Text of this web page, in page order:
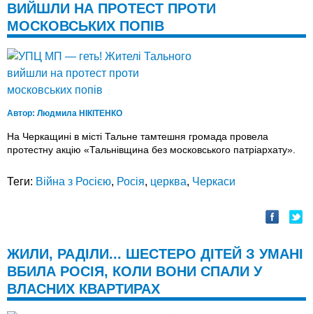
ВИЙШЛИ НА ПРОТЕСТ ПРОТИ
МОСКОВСЬКИХ ПОПІВ
Автор: Людмила НІКІТЕНКО
На Черкащині в місті Тальне тамтешня громада провела
протестну акцію «Тальнівщина без московського патріархату».
Теги: Війна з Росією, Росія, церква, Черкаси
ЖИЛИ, РАДІЛИ... ШЕСТЕРО ДІТЕЙ З УМАНІ
ВБИЛА РОСІЯ, КОЛИ ВОНИ СПАЛИ У
ВЛАСНИХ КВАРТИРАХ